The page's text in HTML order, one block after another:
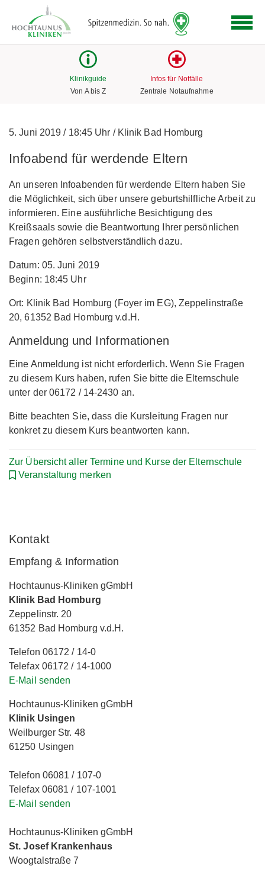
Link
zur
Klinikguide
Von A bis Z
Infos für Notfälle
Zentrale Notaufnahme
5. Juni 2019/18:45 Uhr /Klinik Bad Homburg
Infoabend für werdende Eltern
An unseren Infoabenden für werdende Eltern haben Sie
die Möglichkeit, sich über unsere geburtshilfliche Arbeit zu
informieren. Eine ausführliche Besichtigung des
Kreißsaals sowie die Beantwortung Ihrer persönlichen
Fragen gehören selbstverständlich dazu.
Datum: 05. Juni 2019
Beginn: 18:45 Uhr
Ort: Klinik Bad Homburg (Foyer im EG), Zeppelinstraße
20, 61352 Bad Homburg v.d.H.
Anmeldung und Informationen
Eine Anmeldung ist nicht erforderlich. Wenn Sie Fragen
zu diesem Kurs haben, rufen Sie bitte die Elternschule
unter der 06172 / 14-2430 an.
Bitte beachten Sie, dass die Kursleitung Fragen nur
konkret zu diesem Kurs beantworten kann.
Zur Übersicht aller Termine und Kurse der Elternschule
Veranstaltung merken
Kontakt
Empfang & Information
Hochtaunus-Kliniken gGmbH
Klinik Bad Homburg
Zeppelinstr. 20
61352 Bad Homburg v.d.H.
Telefon 06172 / 14-0
Telefax 06172 / 14-1000
E-Mail senden
Hochtaunus-Kliniken gGmbH
Klinik Usingen
Weilburger Str. 48
61250 Usingen
Telefon 06081 / 107-0
Telefax 06081 / 107-1001
E-Mail senden
Hochtaunus-Kliniken gGmbH
St. Josef Krankenhaus
Woogtalstraße 7